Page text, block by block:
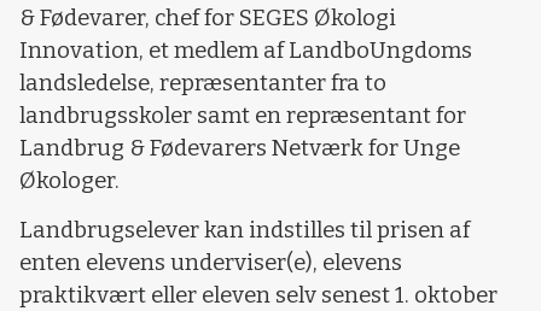
& Fødevarer, chef for SEGES Økologi
Innovation, et medlem af LandboUngdoms
landsledelse, repræsentanter fra to
landbrugsskoler samt en repræsentant for
Landbrug & Fødevarers Netværk for Unge
Økologer.
Landbrugselever kan indstilles til prisen af
enten elevens underviser(e), elevens
praktikvært eller eleven selv senest 1. oktober